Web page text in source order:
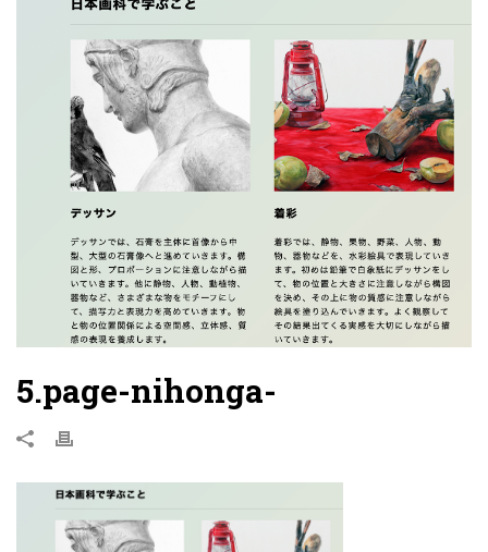
5.page-nihonga-